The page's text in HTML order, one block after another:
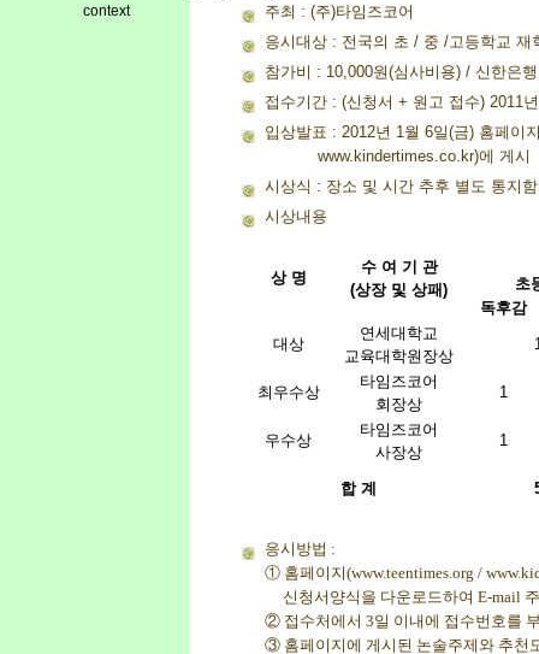
context
주최 : (주)타임즈코어
응시대상 : 전국의 초 / 중 /고등학교 재
참가비 : 10,000원(심사비용) / 신한은
접수기간 : (신청서 + 원고 접수) 2011
입상발표 : 2012년 1월 6일(금) 홈페이
www.kindertimes.co.kr)에 게시
시상식 : 장소 및 시간 추후 별도 통지
시상내용
상 명
수 여 기 관
(상장 및 상패)
초
독후감
대상
연세대학교
교육대학원장상
최우수상
타임즈코어
회장상
1
우수상
타임즈코어
사장상
1
합 계
응시방법 :
① 홈페이지(www.teentimes.org /
신청서양식을 다운로드하여 E-mail
② 접수처에서 3일 이내에 접수번호를
③ 홈페이지에 게시된 논술주제와 추천